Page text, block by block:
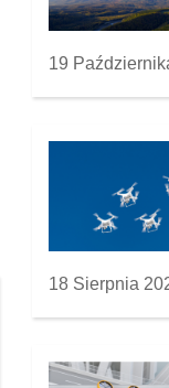
19
18 Sierpnia